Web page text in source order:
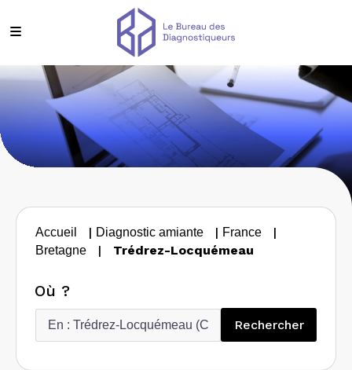
Accueil | Diagnostic amiante | France |
Bretagne | Trédrez-Locquémeau
Où ?
Rechercher